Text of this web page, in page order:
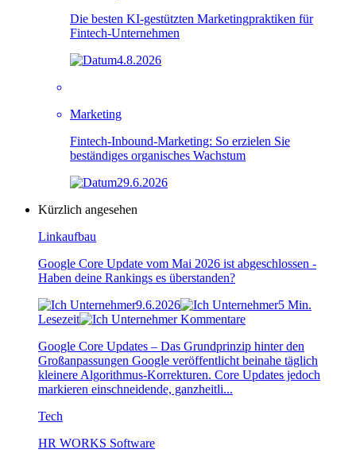
Die besten KI-gestützten Marketingpraktiken für
Fintech-Unternehmen
4.8.2026
Marketing
Fintech-Inbound-Marketing: So erzielen Sie
beständiges organisches Wachstum
29.6.2026
Kürzlich angesehen
Linkaufbau
Google Core Update vom Mai 2026 ist abgeschlossen -
Haben deine Rankings es überstanden?
9.6.2026
5 Min.
Lesezeit
Kommentare
Google Core Updates – Das Grundprinzip hinter den
Großanpassungen Google veröffentlicht beinahe täglich
kleinere Algorithmus-Korrekturen. Core Updates jedoch
markieren einschneidende, ganzheitli...
Tech
HR WORKS Software